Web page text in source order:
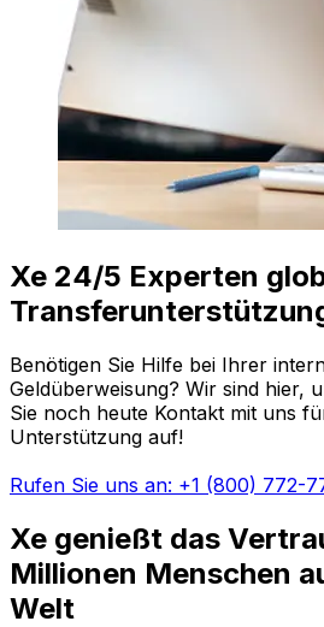
Xe 24/5 Experten
Benötigen Sie Hilfe bei Ihrer
Geldüberweisung? Wir sind hier,
Sie noch heute Kontakt mit uns
Unterstützung auf!
Rufen Sie uns an: +1 (800) 772-
Xe genießt das
Millionen Menschen
Welt